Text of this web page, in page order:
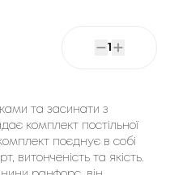
1
та засинати з
комплект постільної
поєднує в собі
витонченість та якість.